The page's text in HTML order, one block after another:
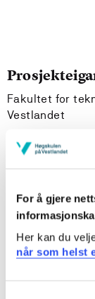
For å gjere
Her kan du
når som helst
Fakultet for
Vestlandet